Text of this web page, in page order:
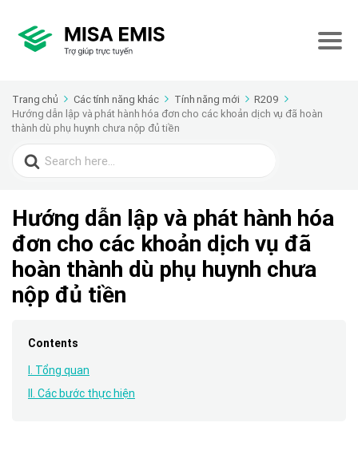
Trang chủ Các tính năng khác Tính năng mới
R209
Hướng dẫn lập và phát hành hóa đơn cho các khoản dịch vụ đã hoàn
thành dù phụ huynh chưa nộp đủ tiền
Search
for:
Hướng dẫn lập và phát hành hóa
đơn cho các khoản dịch vụ đã
hoàn thành dù phụ huynh chưa
nộp đủ tiền
Contents
I. Tổng quan
II. Các bước thực hiện